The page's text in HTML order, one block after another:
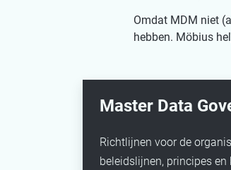
Omdat MDM niet
hebben. Möbius
Master Data
Richtlijnen voor de
beleidslijnen, principes